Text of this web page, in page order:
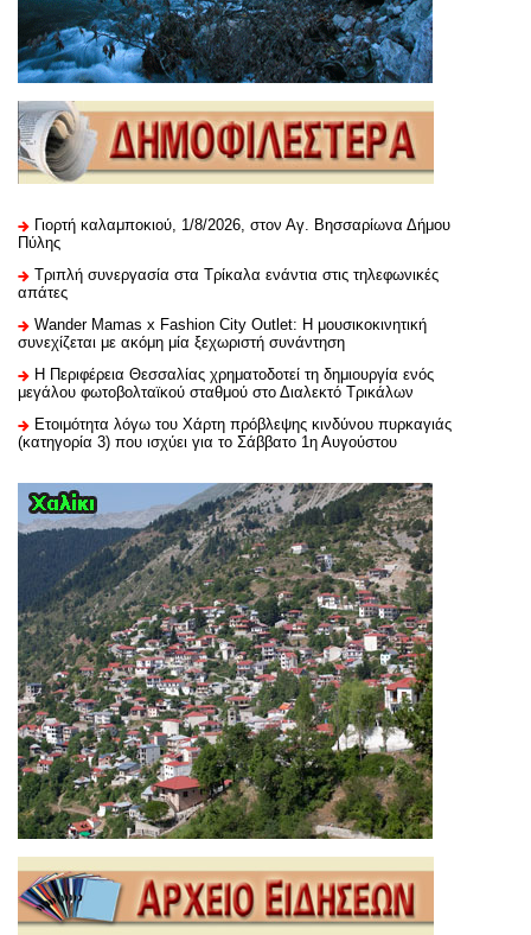
Γιορτή καλαμποκιού, 1/8/2026, στον Αγ. Βησσαρίωνα Δήμου
Πύλης
Τριπλή συνεργασία στα Τρίκαλα ενάντια στις τηλεφωνικές
απάτες
Wander Mamas x Fashion City Outlet: Η μουσικοκινητική
συνεχίζεται με ακόμη μία ξεχωριστή συνάντηση
H Περιφέρεια Θεσσαλίας χρηματοδοτεί τη δημιουργία ενός
μεγάλου φωτοβολταϊκού σταθμού στο Διαλεκτό Τρικάλων
Ετοιμότητα λόγω του Χάρτη πρόβλεψης κινδύνου πυρκαγιάς
(κατηγορία 3) που ισχύει για το Σάββατο 1η Αυγούστου